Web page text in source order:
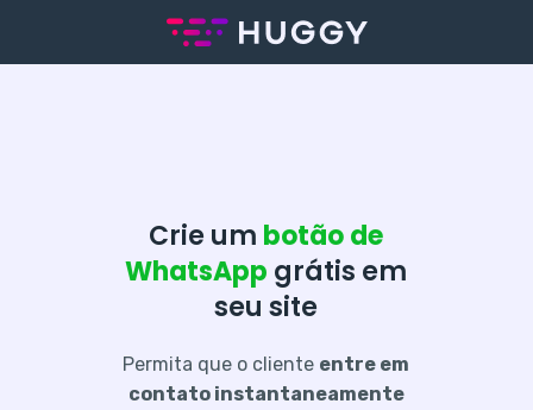
Crie um botão de
WhatsApp grátis em
seu site
Permita que o cliente entre em
contato instantaneamente